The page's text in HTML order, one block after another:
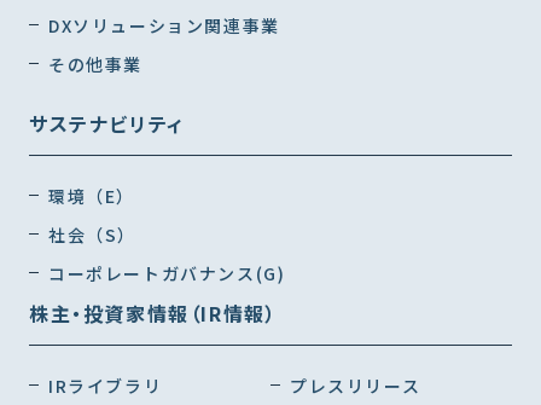
DXソリューション関連事業
その他事業
サステナビリティ
環境（E）
社会（S）
コーポレートガバナンス(G)
株主・投資家情報（IR情報）
IRライブラリ
プレスリリース